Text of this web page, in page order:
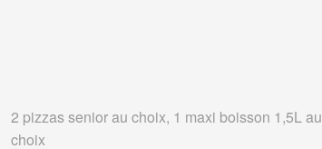
2 pizzas senior au choix, 1 maxi boisson 1,5L au
choix